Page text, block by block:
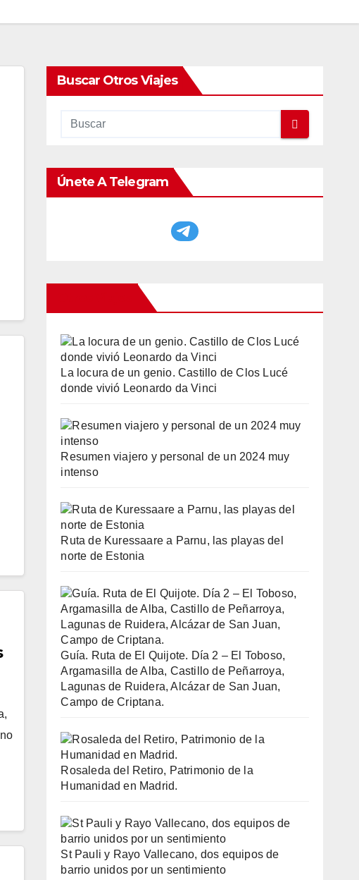
Buscar Otros Viajes
Únete A Telegram
La locura de un genio. Castillo de Clos Lucé
donde vivió Leonardo da Vinci
Resumen viajero y personal de un 2024 muy
intenso
Ruta de Kuressaare a Parnu, las playas del
norte de Estonia
Guía. Ruta de El Quijote. Día 2 – El Toboso,
Argamasilla de Alba, Castillo de Peñarroya,
Lagunas de Ruidera, Alcázar de San Juan,
Campo de Criptana.
Rosaleda del Retiro, Patrimonio de la
Humanidad en Madrid.
St Pauli y Rayo Vallecano, dos equipos de
barrio unidos por un sentimiento